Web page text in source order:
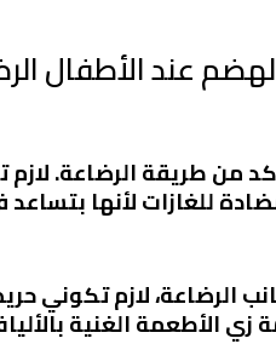
عند الأطفال
من طريقة الرضاعة.
للغازات لأنها
لازم تكوني
الأطعمة الغنية